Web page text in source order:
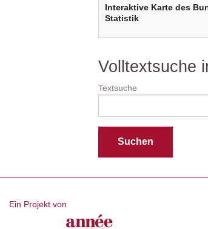
Interaktive Karte des
Statistik
Volltextsuche
Textsuche
Ein Projekt von